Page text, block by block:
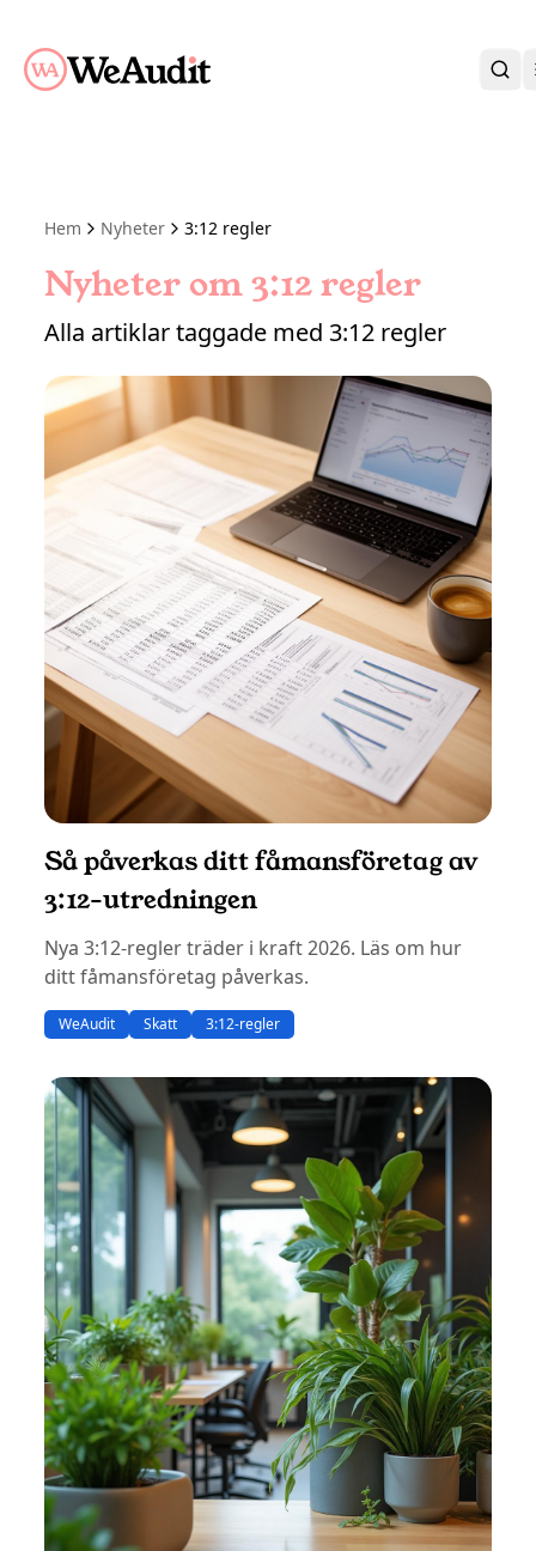
KONTAKT
Hem Nyheter 3:12 regler
Nyheter om 3:12 regler
Alla artiklar taggade med 3:12 regler
Så påverkas ditt fåmansföretag av
3:12-utredningen
Nya 3:12-regler träder i kraft 2026. Läs om hur
ditt fåmansföretag påverkas.
WeAudit Skatt 3:12-regler